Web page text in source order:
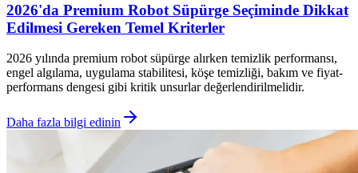
2026'da Premium Robot Süpürge Seçiminde Dikkat
Edilmesi Gereken Temel Kriterler
2026 yılında premium robot süpürge alırken temizlik performansı,
engel algılama, uygulama stabilitesi, köşe temizliği, bakım ve fiyat-
performans dengesi gibi kritik unsurlar değerlendirilmelidir.
Daha fazla bilgi edinin